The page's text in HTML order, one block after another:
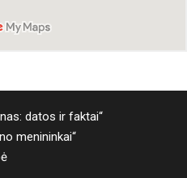
datos ir faktai“
menininkai“